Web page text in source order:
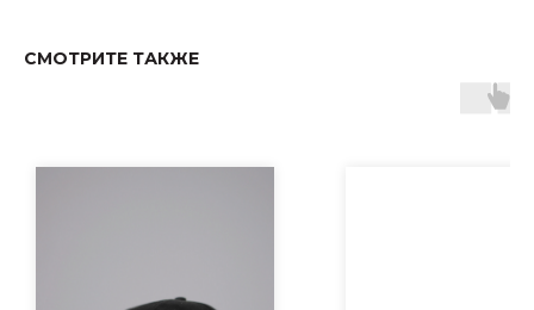
СМОТРИТЕ ТАКЖЕ